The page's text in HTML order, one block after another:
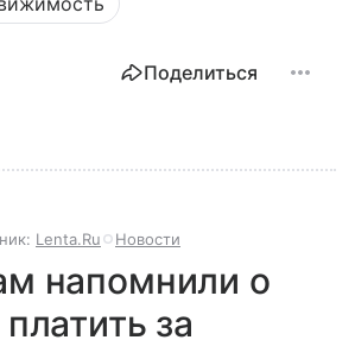
Поделиться
Lenta.Ru Новости
напомнили о
за